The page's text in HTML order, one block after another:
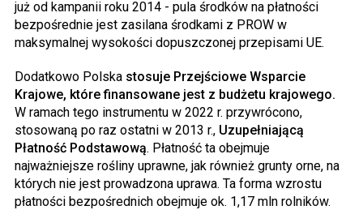
już od kampanii roku 2014 - pula środków na płatności
bezpośrednie jest zasilana środkami z PROW w
maksymalnej wysokości dopuszczonej przepisami UE.
Dodatkowo Polska stosuje Przejściowe Wsparcie
Krajowe, które finansowane jest z budżetu krajowego.
W ramach tego instrumentu w 2022 r. przywrócono,
stosowaną po raz ostatni w 2013 r., Uzupełniającą
Płatność Podstawową. Płatność ta obejmuje
najważniejsze rośliny uprawne, jak również grunty orne, na
których nie jest prowadzona uprawa. Ta forma wzrostu
płatności bezpośrednich obejmuje ok. 1,17 mln rolników.